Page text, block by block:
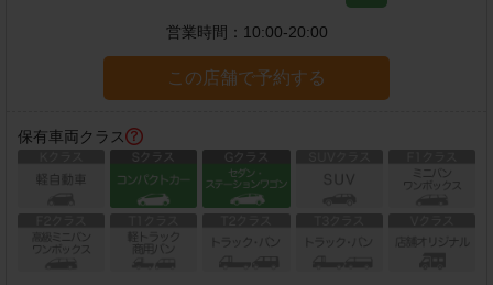
営業時間： 10:00-20:00
この店舗で予約する
保有車両クラス